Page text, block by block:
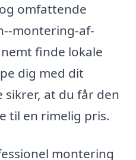
omfattende
montering-af-
finde lokale
dig med dit
at du får den
til en rimelig pris.
montering